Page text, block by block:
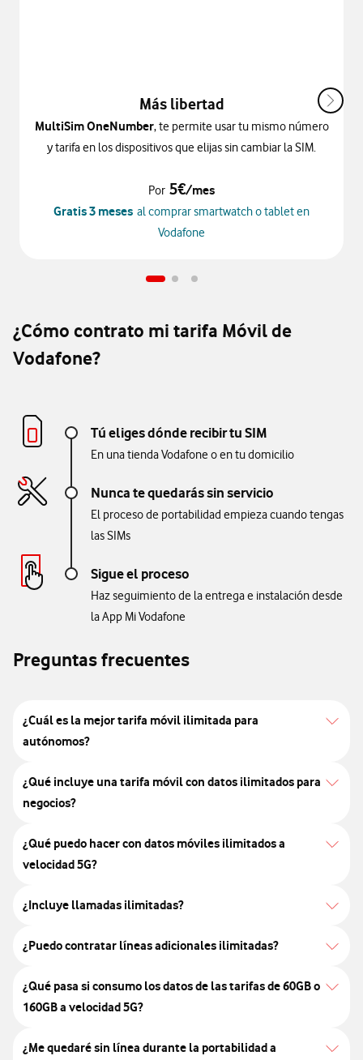
Más libertad
MultiSim OneNumber, te permite usar tu mismo número
y tarifa en los dispositivos que elijas sin cambiar la SIM.
Por 5€/mes
Gratis 3 meses al comprar smartwatch o tablet en
Vodafone
¿Cómo contrato mi tarifa Móvil de
Vodafone?
Tú eliges dónde recibir tu SIM
En una tienda Vodafone o en tu domicilio
Nunca te quedarás sin servicio
El proceso de portabilidad empieza cuando tengas
las SIMs
Sigue el proceso
Haz seguimiento de la entrega e instalación desde
la App Mi Vodafone
Preguntas frecuentes
¿Cuál es la mejor tarifa móvil ilimitada para
autónomos?
¿Qué incluye una tarifa móvil con datos ilimitados para
negocios?
¿Qué puedo hacer con datos móviles ilimitados a
velocidad 5G?
¿Incluye llamadas ilimitadas?
¿Puedo contratar líneas adicionales ilimitadas?
¿Qué pasa si consumo los datos de las tarifas de 60GB o
160GB a velocidad 5G?
¿Me quedaré sin línea durante la portabilidad a